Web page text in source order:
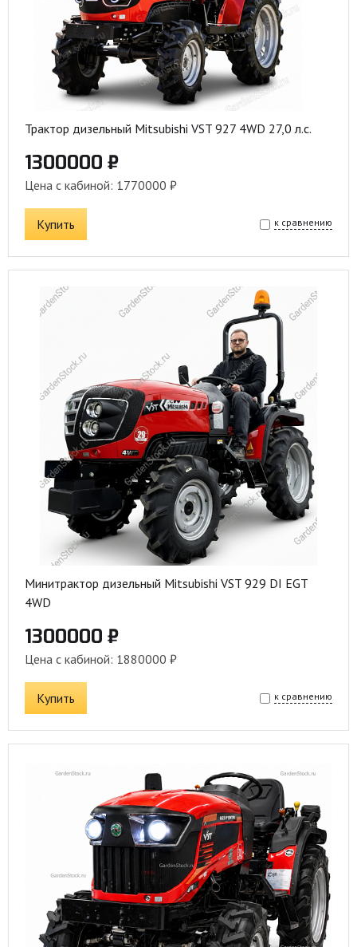
Трактор дизельный Mitsubishi VST 927 4WD 27,0 л.с.
1300000 ₽
Цена с кабиной: 1770000 ₽
Купить к сравнению
Минитрактор дизельный Mitsubishi VST 929 DI EGT
4WD
1300000 ₽
Цена с кабиной: 1880000 ₽
Купить к сравнению